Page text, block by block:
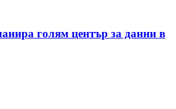
голям център за данни в